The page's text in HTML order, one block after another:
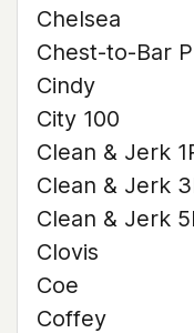
Chelsea
Chest-to-Bar
Cindy
City 100
Clean & Jerk
Clean & Jerk
Clean & Jerk
Clovis
Coe
Coffey